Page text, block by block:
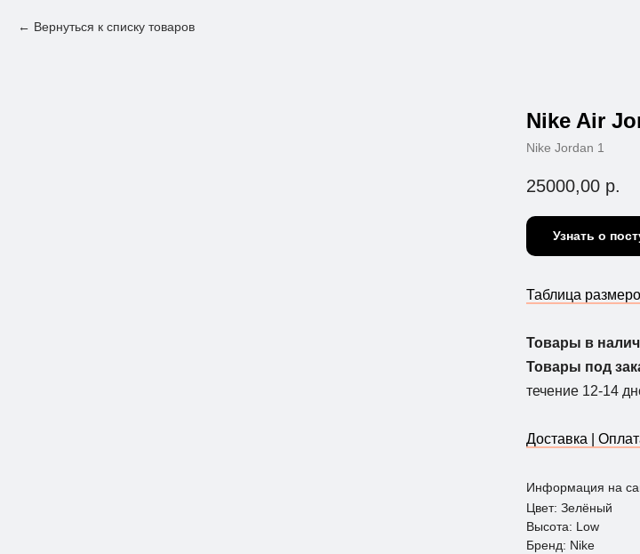
Вернуться к списку товаров
Nike Air
Nike Jordan 1
25000,00 р.
Узнать о
Таблица
Товары в
Товары под
течение 12-14
Доставка |
Информация на
Цвет: Зелёный
Высота: Low
Бренд: Nike